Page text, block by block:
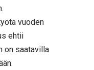
vuoden
ehtii
on saatavilla